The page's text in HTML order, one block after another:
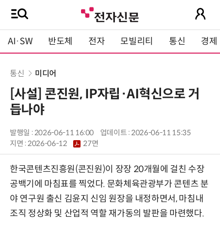
AI·SW 반도체 전자 모빌리티 통신 경제
통신 미디어
[사설] 콘진원, IP자립·AI혁신으로 거
듭나야
발행일 : 2026-06-11 16:00
업데이트 : 2026-06-11 15:35
지면 :2026-06-12 27면
한국콘텐츠진흥원(콘진원)이 장장 20개월에 걸친 수장
공백기에 마침표를 찍었다. 문화체육관광부가 콘텐츠 분
야 연구원 출신 김윤지 신임 원장을 내정하면서, 마침내
조직 정상화 및 산업적 역할 재가동의 발판을 마련했다.